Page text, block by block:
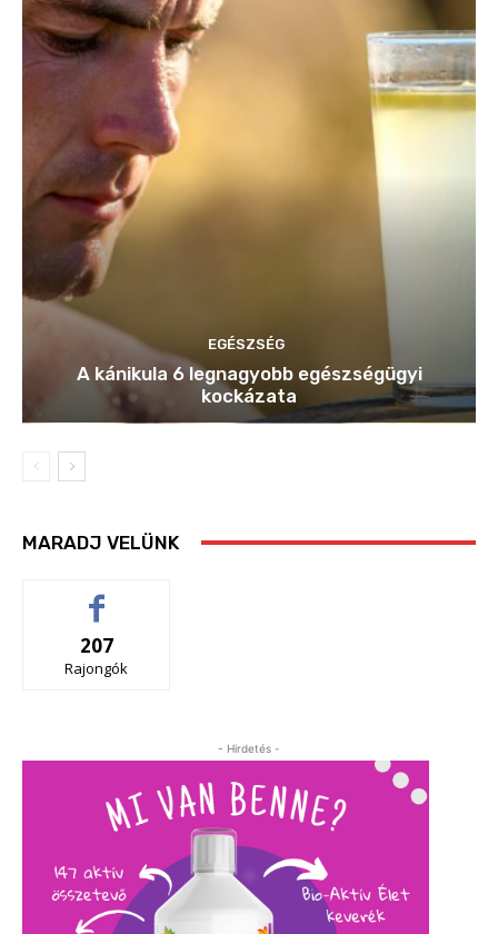
EGÉSZSÉG
A kánikula 6 legnagyobb egészségügyi
kockázata
MARADJ VELÜNK
207
Rajongók
- Hirdetés -